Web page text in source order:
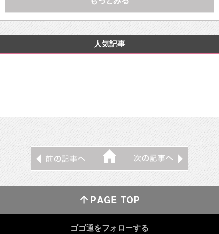
人気記事
ゴゴ通をフォローする